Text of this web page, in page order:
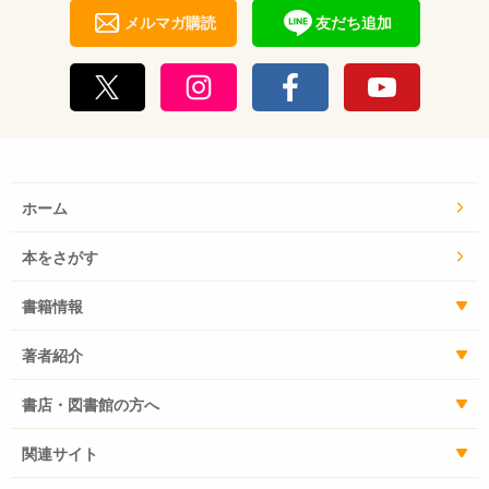
メルマガ購読 友だち追加
ホーム
本をさがす
書籍情報
著者紹介
書店・図書館の方へ
関連サイト